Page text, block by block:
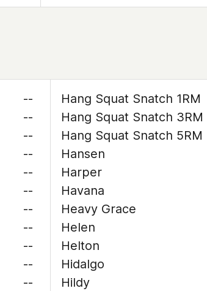
--
--
--
--
--
--
--
--
--
--
--
Hang Squat Snatch 1RM
Hang Squat Snatch 3RM
Hang Squat Snatch 5RM
Hansen
Harper
Havana
Heavy Grace
Helen
Helton
Hidalgo
Hildy